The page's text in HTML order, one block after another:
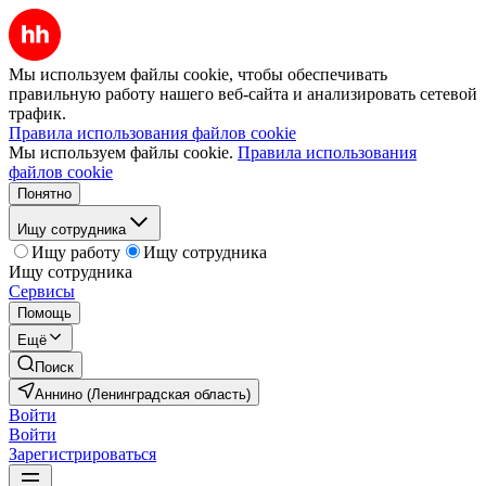
Мы используем файлы cookie, чтобы обеспечивать
правильную работу нашего веб-сайта и анализировать сетевой
трафик.
Правила использования файлов cookie
Мы используем файлы cookie. Правила использования
файлов cookie
Понятно
Ищу сотрудника
Ищу работу
Ищу сотрудника
Ищу сотрудника
Сервисы
Помощь
Ещё
Поиск
Аннино (Ленинградская область)
Войти
Войти
Зарегистрироваться